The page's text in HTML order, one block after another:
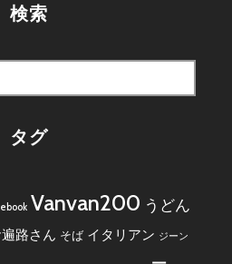
検索
タグ
Vanvan200 うどん
路さん そば イタリアン ジーン